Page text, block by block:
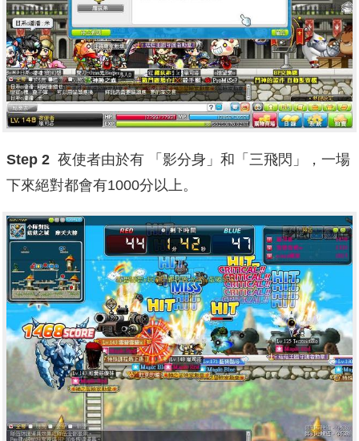
Step 2 夜使者由於有 「影分身」和「三飛閃」，一場
下來絕對都會有1000分以上。